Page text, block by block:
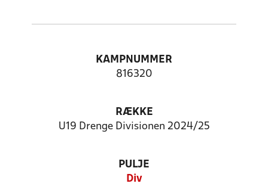
KAMPNUMMER
816320
RÆKKE
U19 Drenge Divisionen 2024/25
PULJE
Div